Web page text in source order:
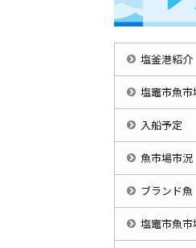
塩釜港紹介
塩竈市魚市
入船予定
魚市場市況
ブランド
塩竈市魚市